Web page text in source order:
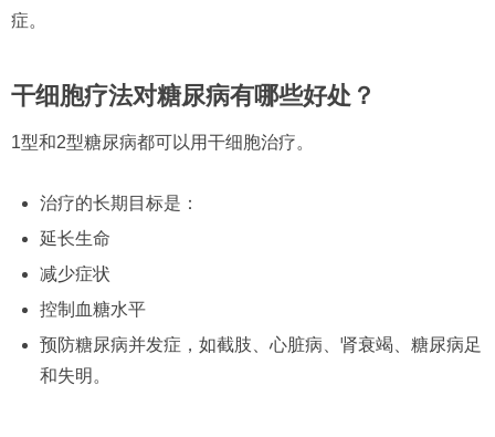
症。
干细胞疗法对糖尿病有哪些好处？
1型和2型糖尿病都可以用干细胞治疗。
治疗的长期目标是：
延长生命
减少症状
控制血糖水平
预防糖尿病并发症，如截肢、心脏病、肾衰竭、糖尿病足
和失明。